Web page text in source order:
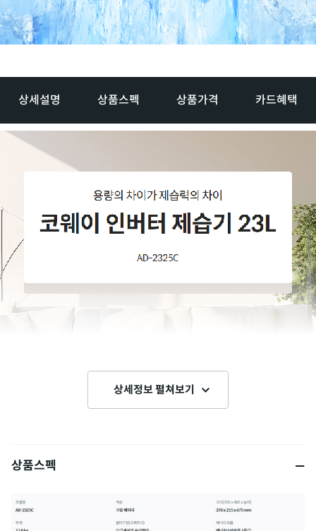
상세설명 상품스펙 상품가격 카드혜택
상세정보 펼쳐보기
상품스펙